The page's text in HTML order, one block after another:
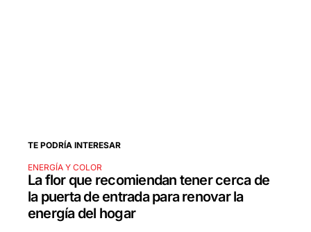
TE PODRÍA INTERESAR
ENERGÍA Y COLOR
La flor que recomiendan tener cerca de
la puerta de entrada para renovar la
energía del hogar